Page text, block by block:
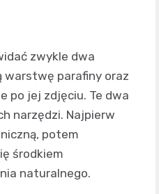
zwykle dwa
warstwę parafiny oraz
po jej zdjęciu. Te dwa
narzędzi. Najpierw
potem
środkiem
naturalnego.